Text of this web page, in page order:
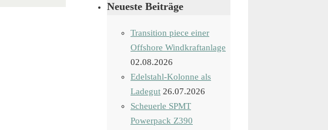
Neueste Beiträge
Transition piece einer
Offshore Windkraftanlage
02.08.2026
Edelstahl-Kolonne als
Ladegut 26.07.2026
Scheuerle SPMT
Powerpack Z390